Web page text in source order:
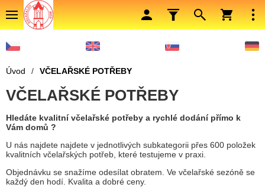
Úvod / VČELAŘSKÉ POTŘEBY
VČELAŘSKÉ POTŘEBY
Hledáte kvalitní včelařské potřeby a rychlé dodání přímo k
Vám domů ?
U nás najdete najdete v jednotlivých subkategorii přes 600 položek
kvalitních včelařských potřeb, které testujeme v praxi.
Objednávku se snažíme odesílat obratem. Ve včelařské sezóně se
každý den hodí. Kvalita a dobré ceny.